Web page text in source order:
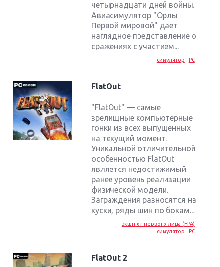
четырнадцати дней войны.
Авиасимулятор "Орлы
Первой мировой" дает
наглядное представление о
сражениях с участием...
симулятор PC
FlatOut
"FlatOut" — самые
зрелищные компьютерные
гонки из всех выпущенных
на текущий момент.
Уникальной отличительной
особенностью FlatOut
является недостижимый
ранее уровень реализации
физической модели.
Заграждения разносятся на
куски, ряды шин по бокам...
экшн от первого лица (FPA)
симулятор
PC
FlatOut 2